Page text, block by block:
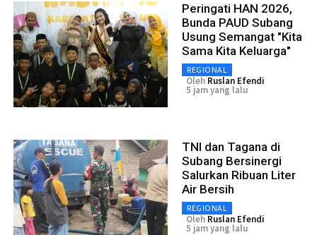
Peringati HAN 2026,
Bunda PAUD Subang
Usung Semangat "Kita
Sama Kita Keluarga"
REGIONAL
Oleh Ruslan Efendi
5 jam yang lalu
TNI dan Tagana di
Subang Bersinergi
Salurkan Ribuan Liter
Air Bersih
REGIONAL
Oleh Ruslan Efendi
5 jam yang lalu